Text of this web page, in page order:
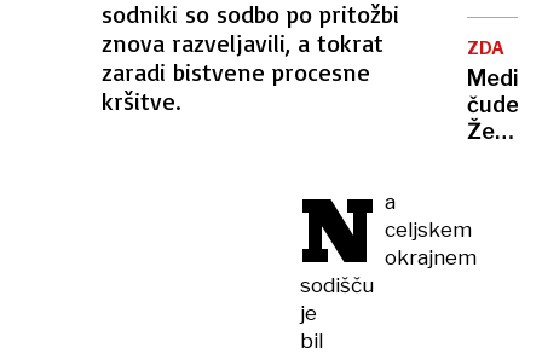
sodniki so sodbo po pritožbi
znova razveljavili, a tokrat
zaradi bistvene procesne
kršitve.
N a
celjskem
okrajnem
sodišču
je
bil
nevede
z
zdaj
ZDA
čudež:
brez